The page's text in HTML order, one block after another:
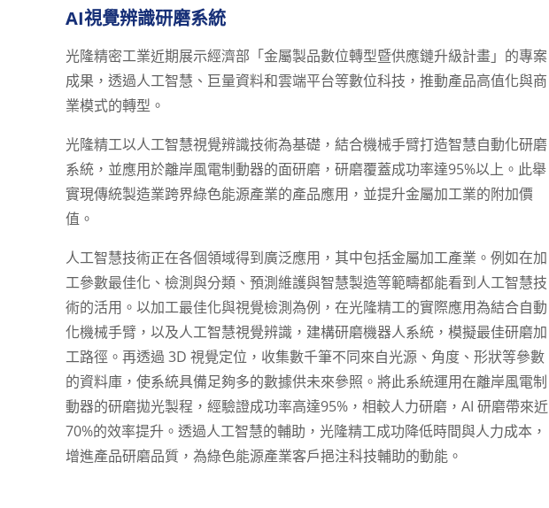
AI視覺辨識研磨系統
光隆精密工業近期展示經濟部「金屬製品數位轉型暨供應鏈升級計畫」的專案
成果，透過人工智慧、巨量資料和雲端平台等數位科技，推動產品高值化與商
業模式的轉型。
光隆精工以人工智慧視覺辨識技術為基礎，結合機械手臂打造智慧自動化研磨
系統，並應用於離岸風電制動器的面研磨，研磨覆蓋成功率達95%以上。此舉
實現傳統製造業跨界綠色能源產業的產品應用，並提升金屬加工業的附加價
值。
人工智慧技術正在各個領域得到廣泛應用，其中包括金屬加工產業。例如在加
工參數最佳化、檢測與分類、預測維護與智慧製造等範疇都能看到人工智慧技
術的活用。以加工最佳化與視覺檢測為例，在光隆精工的實際應用為結合自動
化機械手臂，以及人工智慧視覺辨識，建構研磨機器人系統，模擬最佳研磨加
工路徑。再透過 3D 視覺定位，收集數千筆不同來自光源、角度、形狀等參數
的資料庫，使系統具備足夠多的數據供未來參照。將此系統運用在離岸風電制
動器的研磨拋光製程，經驗證成功率高達95%，相較人力研磨，AI 研磨帶來近
70%的效率提升。透過人工智慧的輔助，光隆精工成功降低時間與人力成本，
增進產品研磨品質，為綠色能源產業客戶挹注科技輔助的動能。